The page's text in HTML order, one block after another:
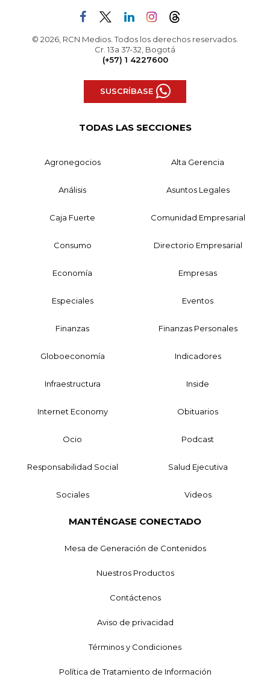
© 2026, RCN Medios. Todos los derechos reservados.
Cr. 13a 37-32, Bogotá
(+57) 1 4227600
SUSCRÍBASE
TODAS LAS SECCIONES
Agronegocios Alta Gerencia
Análisis Asuntos Legales
Caja Fuerte Comunidad Empresarial
Consumo Directorio Empresarial
Economía Empresas
Especiales Eventos
Finanzas Finanzas Personales
Globoeconomía Indicadores
Infraestructura Inside
Internet Economy Obituarios
Ocio Podcast
Responsabilidad Social Salud Ejecutiva
Sociales Videos
MANTÉNGASE CONECTADO
Mesa de Generación de Contenidos
Nuestros Productos
Contáctenos
Aviso de privacidad
Términos y Condiciones
Política de Tratamiento de Información